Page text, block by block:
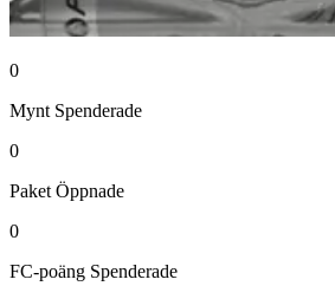
0
Mynt Spenderade
0
Paket Öppnade
0
FC-poäng Spenderade